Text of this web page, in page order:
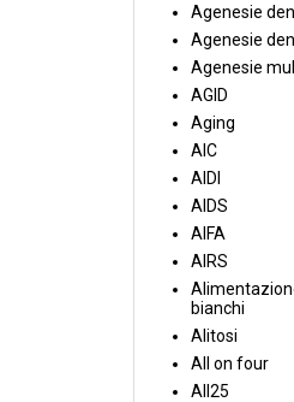
Agenesie
Agenesie
Agenesie
AGID
Aging
AIC
AIDI
AIDS
AIFA
AIRS
bianchi
Alitosi
All on four
All25